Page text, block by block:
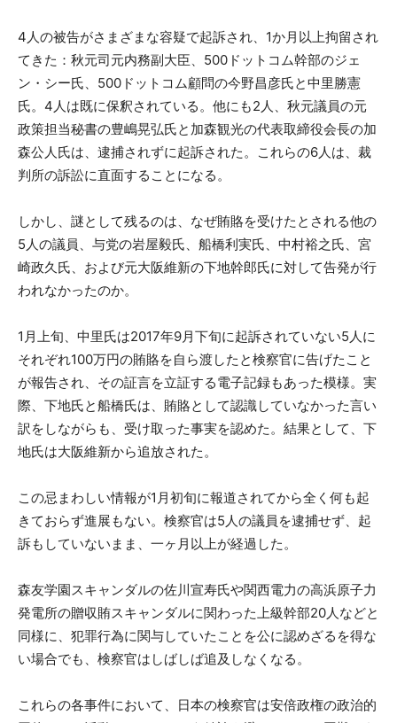
4人の被告がさまざまな容疑で起訴され、1か月以上拘留され
てきた：秋元司元内務副大臣、500ドットコム幹部のジェ
ン・シー氏、500ドットコム顧問の今野昌彦氏と中里勝憲
氏。4人は既に保釈されている。他にも2人、秋元議員の元
政策担当秘書の豊嶋晃弘氏と加森観光の代表取締役会長の加
森公人氏は、逮捕されずに起訴された。これらの6人は、裁
判所の訴訟に直面することになる。
しかし、謎として残るのは、なぜ賄賂を受けたとされる他の
5人の議員、与党の岩屋毅氏、船橋利実氏、中村裕之氏、宮
崎政久氏、および元大阪維新の下地幹郎氏に対して告発が行
われなかったのか。
1月上旬、中里氏は2017年9月下旬に起訴されていない5人に
それぞれ100万円の賄賂を自ら渡したと検察官に告げたこと
が報告され、その証言を立証する電子記録もあった模様。実
際、下地氏と船橋氏は、賄賂として認識していなかった言い
訳をしながらも、受け取った事実を認めた。結果として、下
地氏は大阪維新から追放された。
この忌まわしい情報が1月初旬に報道されてから全く何も起
きておらず進展もない。検察官は5人の議員を逮捕せず、起
訴もしていないまま、一ヶ月以上が経過した。
森友学園スキャンダルの佐川宣寿氏や関西電力の高浜原子力
発電所の贈収賄スキャンダルに関わった上級幹部20人などと
同様に、犯罪行為に関与していたことを公に認めざるを得な
い場合でも、検察官はしばしば追及しなくなる。
これらの各事件において、日本の検察官は安倍政権の政治的